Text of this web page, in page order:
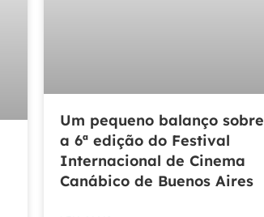
Um pequeno balanço sobre
a 6ª edição do Festival
Internacional de Cinema
Canábico de Buenos Aires